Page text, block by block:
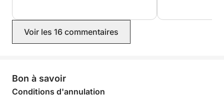
Voir les 16 commentaires
Bon à savoir
Conditions d'annulation